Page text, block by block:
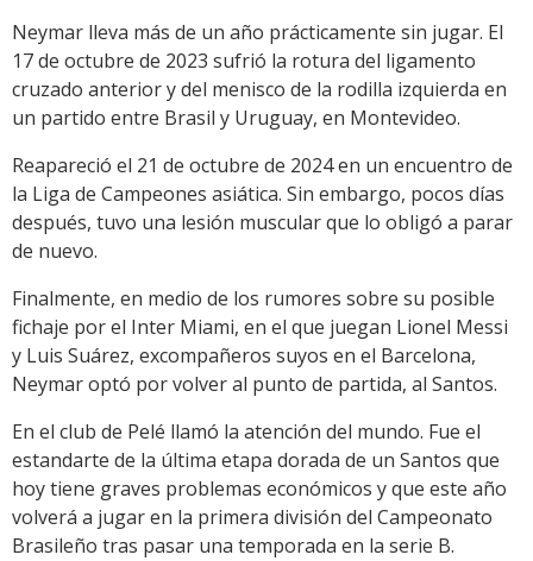
Neymar lleva más de un año prácticamente sin jugar. El
17 de octubre de 2023 sufrió la rotura del ligamento
cruzado anterior y del menisco de la rodilla izquierda en
un partido entre Brasil y Uruguay, en Montevideo.
Reapareció el 21 de octubre de 2024 en un encuentro de
la Liga de Campeones asiática. Sin embargo, pocos días
después, tuvo una lesión muscular que lo obligó a parar
de nuevo.
Finalmente, en medio de los rumores sobre su posible
fichaje por el Inter Miami, en el que juegan Lionel Messi
y Luis Suárez, excompañeros suyos en el Barcelona,
Neymar optó por volver al punto de partida, al Santos.
En el club de Pelé llamó la atención del mundo. Fue el
estandarte de la última etapa dorada de un Santos que
hoy tiene graves problemas económicos y que este año
volverá a jugar en la primera división del Campeonato
Brasileño tras pasar una temporada en la serie B.